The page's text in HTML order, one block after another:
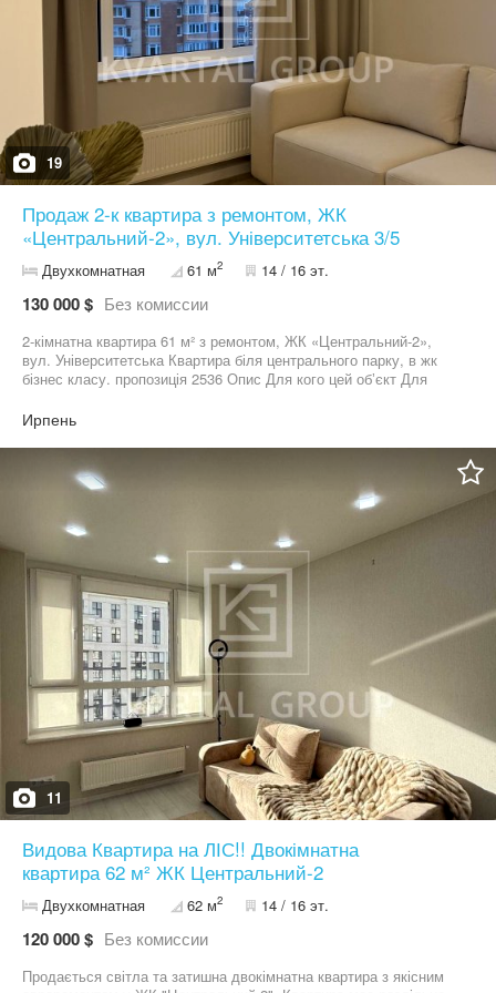
19
Продаж 2-к квартира з ремонтом, ЖК
«Центральний-2», вул. Університетська 3/5
Двухкомнатная 61 м2 14 / 16 эт.
130 000 $ Без комиссии
2-кімнатна квартира 61 м² з ремонтом, ЖК «Центральний-2»,
вул. Університетська Квартира біля центрального парку, в жк
бізнес класу. пропозиція 2536 Опис Для кого цей обʼєкт Для
варіант сертифікат + доплата, а також для тих, хто шукає готову
квартиру без необхідності робити ремонт. Ключові
характеристики обʼєкта — 2-кімнатна квартира, 61 м², кухня-
студія 16 м² — середній поверх із 16, новобудова 2024 року —
Новий дизайнерський ремонт, ніхто не проживав — Власна
котельня, тепла підлога, підземний паркінг Дефіцит і обмеження
У цьому будинку небагато квартир з новим ремонтом, повною
комплектацією та видом на парк «Центральний». Варіанти, які
власники готові розглядати під безготівковий розрахунок і
держпрограми, зʼявляються нечасто. Умови розрахунку за
сертифікатом і можливу доплату обговорюємо індивідуально —
без публічних деталей. Зателефонуйте, щоб уточнити формат
угоди та домовитись про перегляд у зручний для вас час.
Ирпень
11
Видова Квартира на ЛІС!! Двокімнатна
квартира 62 м² ЖК Центральний-2
Двухкомнатная 62 м2 14 / 16 эт.
120 000 $ Без комиссии
Продається світла та затишна двокімнатна квартира з якісним